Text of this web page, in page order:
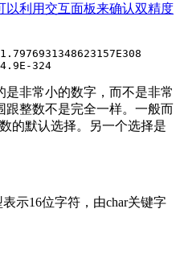
以利用交互面板来确认双精度
非常小的数字，而不是非常
跟整数不是完全一样。一般而
的默认选择。另一个选择是
示16位字符，由char关键字